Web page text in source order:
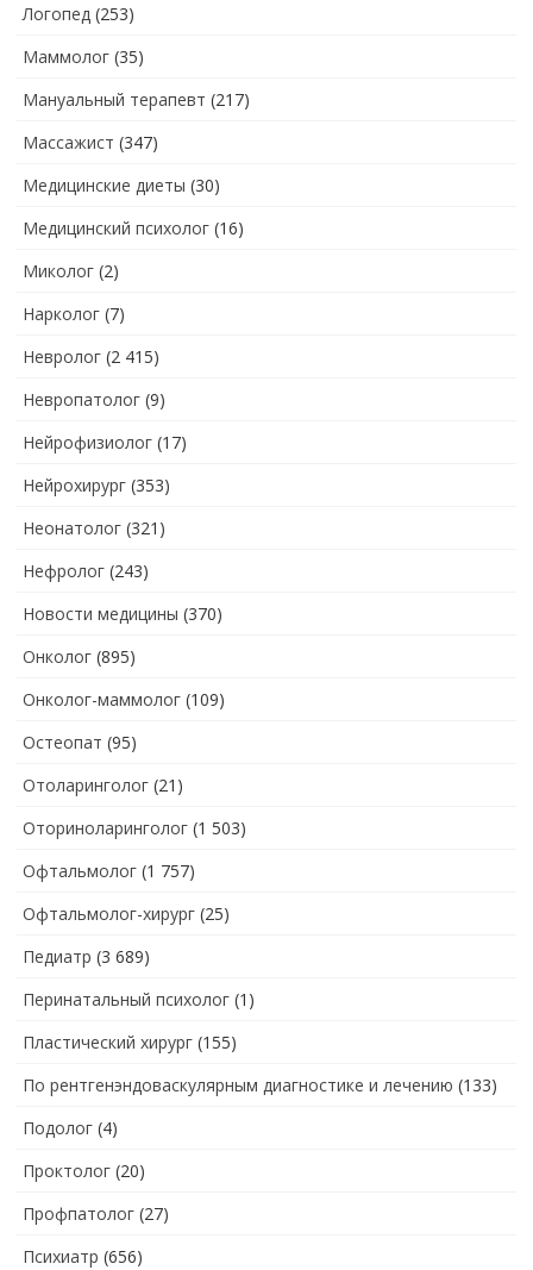
Логопед (253)
Маммолог (35)
Мануальный терапевт (217)
Массажист (347)
Медицинские диеты (30)
Медицинский психолог (16)
Миколог (2)
Нарколог (7)
Невролог (2 415)
Невропатолог (9)
Нейрофизиолог (17)
Нейрохирург (353)
Неонатолог (321)
Нефролог (243)
Новости медицины (370)
Онколог (895)
Онколог-маммолог (109)
Остеопат (95)
Отоларинголог (21)
Оториноларинголог (1 503)
Офтальмолог (1 757)
Офтальмолог-хирург (25)
Педиатр (3 689)
Перинатальный психолог (1)
Пластический хирург (155)
По рентгенэндоваскулярным диагностике и лечению (133)
Подолог (4)
Проктолог (20)
Профпатолог (27)
Психиатр (656)